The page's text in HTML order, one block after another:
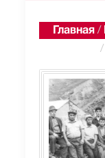
Главная /
/